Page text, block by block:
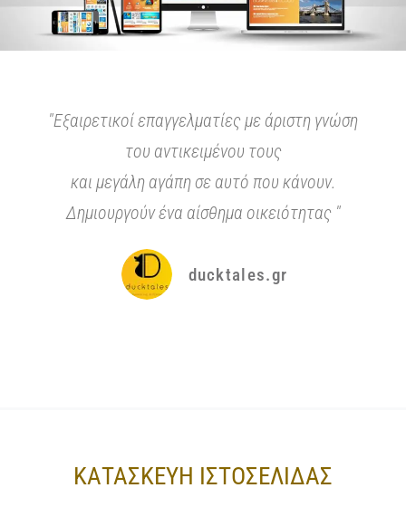
"Εξαιρετικοί επαγγελματίες με άριστη γνώση
του αντικειμένου τους
και μεγάλη αγάπη σε αυτό που κάνουν.
Δημιουργούν ένα αίσθημα οικειότητας "
ducktales.gr
ΚΑΤΑΣΚΕΥΉ ΙΣΤΟΣΕΛΊΔΑΣ